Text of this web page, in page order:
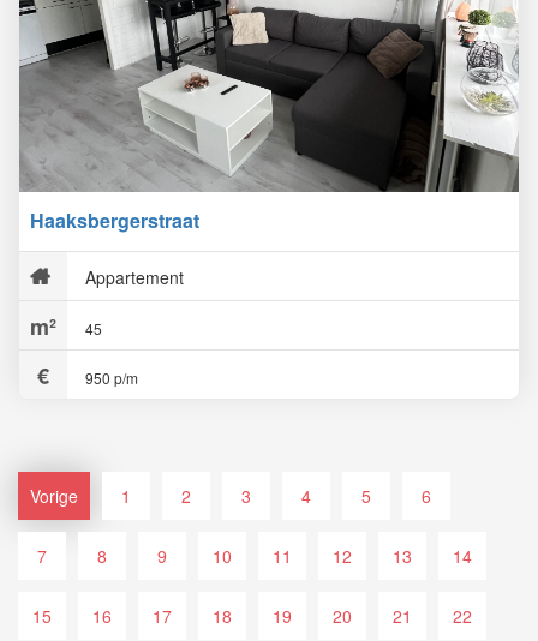
Haaksbergerstraat
Appartement
45
950 p/m
Vorige 1 2 3 4 5 6
7 8 9 10 11 12 13 14
15 16 17 18 19 20 21 22